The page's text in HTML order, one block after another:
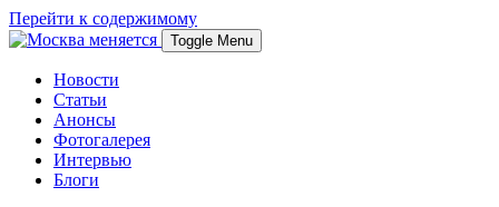
Перейти к содержимому
Toggle Menu
Новости
Статьи
Анонсы
Фотогалерея
Интервью
Блоги